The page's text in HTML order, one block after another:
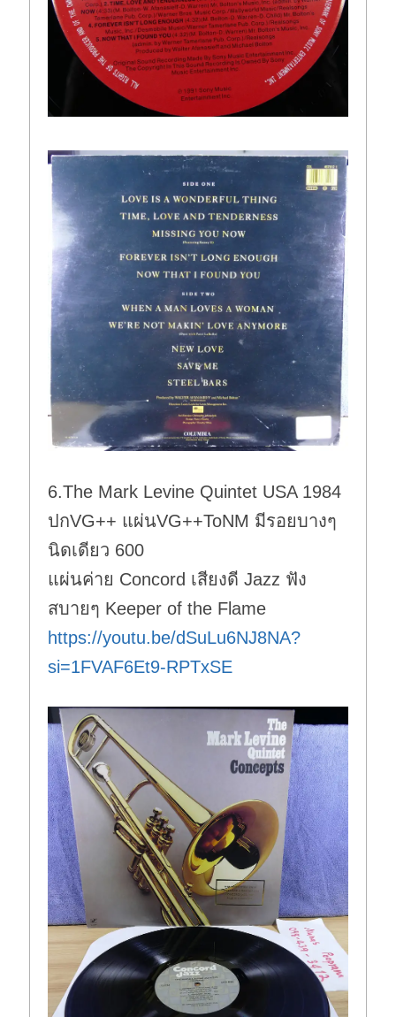
6.The Mark Levine Quintet USA 1984
ปกVG++ แผ่นVG++ToNM มีรอยบางๆ
นิดเดียว 600
แผ่นค่าย Concord เสียงดี Jazz ฟัง
สบายๆ Keeper of the Flame
https://youtu.be/dSuLu6NJ8NA?
si=1FVAF6Et9-RPTxSE